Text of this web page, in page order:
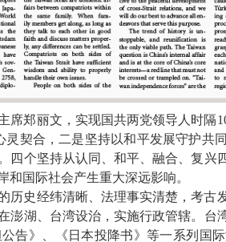
席郑丽文，实现国共两党领导人时隔
契合，二是坚持以和平发展守护共
四个坚持从认同、和平、融合、复兴
国际社会产生重大深远影响。
历史经纬清晰、法理事实清楚，考古
澎湖、台湾设治，实施行政管辖。台
告》、《日本投降书》等一系列国